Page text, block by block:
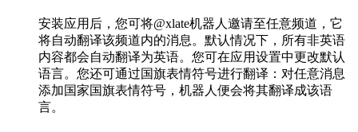
安装应用后，您可将@xlate机器人邀请至任意频道，它
将自动翻译该频道内的消息。默认情况下，所有非英语
内容都会自动翻译为英语。您可在应用设置中更改默认
语言。您还可通过国旗表情符号进行翻译：对任意消息
添加国家国旗表情符号，机器人便会将其翻译成该语
言。